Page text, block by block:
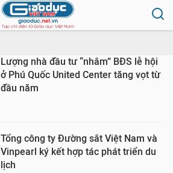
Lượng nhà đầu tư “nhắm” BĐS lễ hội
ở Phú Quốc United Center tăng vọt từ
đầu năm
Tổng công ty Đường sắt Việt Nam và
Vinpearl ký kết hợp tác phát triển du
lịch